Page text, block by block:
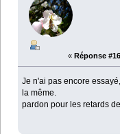
« Réponse
Je n'ai pas encore
la même.
pardon pour les retards